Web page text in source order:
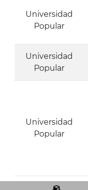
Universidad
Popular
Universidad
Popular
Universidad
Popular